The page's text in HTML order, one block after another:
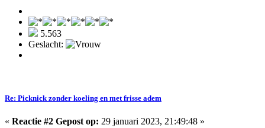
5.563
Geslacht:
Re: Picknick zonder koeling en met frisse adem
« Reactie #2 Gepost op: 29 januari 2023, 21:49:48 »